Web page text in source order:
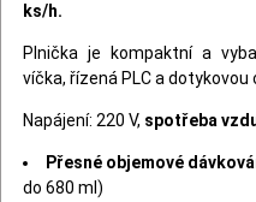
ks/h.
Plnička je kompaktní a
víčka, řízená PLC a dotykovou
Napájení: 220 V, spotřeba
Přesné objemové
do 680 ml)